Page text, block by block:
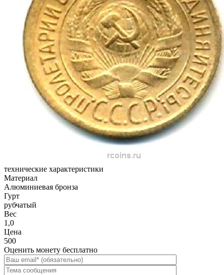
технические характеристики
Материал
Алюминиевая бронза
Гурт
рубчатый
Вес
1,0
Цена
500
Оценить монету бесплатно